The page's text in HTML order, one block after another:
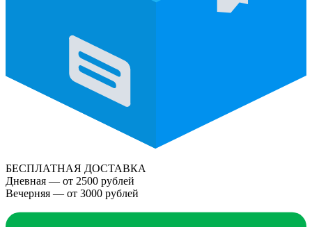
БЕСПЛАТНАЯ ДОСТАВКА
Дневная — от 2500 рублей
Вечерняя — от 3000 рублей